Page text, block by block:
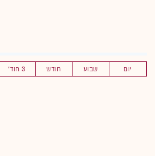
יום שבוע חודש 3 חוד'